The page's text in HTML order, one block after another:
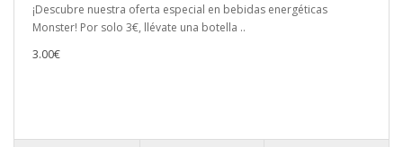
¡Descubre nuestra oferta especial en bebidas energéticas
Monster! Por solo 3€, llévate una botella ..
3.00€